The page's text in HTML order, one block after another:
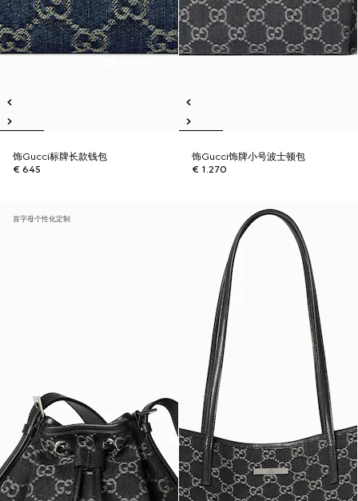
饰Gucci标牌长款钱包
€ 645
饰Gucci饰牌小号波士顿包
€ 1.270
首字母个性化定制